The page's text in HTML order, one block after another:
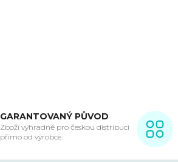
GARANTOVANÝ PŮVOD
Zboží výhradně pro českou distribuci
přímo od výrobce.